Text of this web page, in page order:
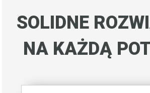
SOLIDNE
NA KAŻDĄ